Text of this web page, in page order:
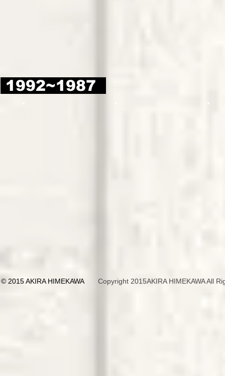
1992~1987
© 2015 AKIRA HIMEKAWA Copyright 2015AKIRA HIMEKAWA All